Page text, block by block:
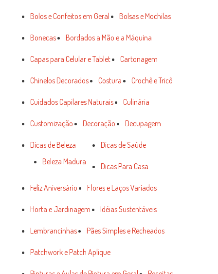
Bolos e Confeitos em Geral Bolsas e Mochilas
Bonecas Bordados a Mão e a Máquina
Capas para Celular e Tablet Cartonagem
Chinelos Decorados Costura Crochê e Tricô
Cuidados Capilares Naturais Culinária
Customização Decoração Decupagem
Dicas de Beleza
Beleza Madura
Dicas de Saúde
Dicas Para Casa
Feliz Aniversário Flores e Laços Variados
Horta e Jardinagem Idéias Sustentáveis
Lembrancinhas Pães Simples e Recheados
Patchwork e Patch Aplique